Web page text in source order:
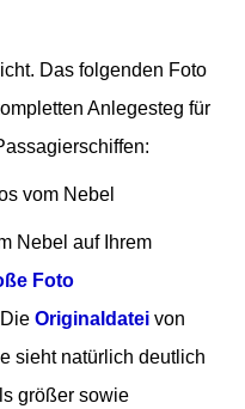
Das folgenden Foto
Anlegesteg für
Nebel auf Ihrem
Foto
DieOriginaldatei von
sieht natürlich deutlich
größer sowie